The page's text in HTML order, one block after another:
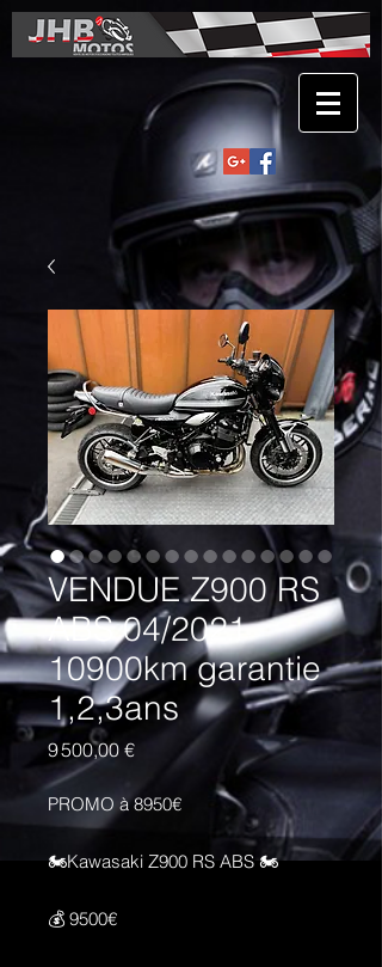
VENDUE Z900 RS
ABS 04/2021
10900km garantie
1,2,3ans
9 500,00 €Prix
PROMO à 8950€
🏍️Kawasaki Z900 RS ABS 🏍️
💰 9500€